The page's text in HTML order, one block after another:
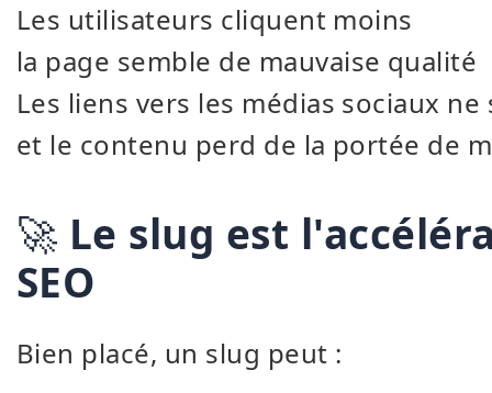
Les utilisateurs cliquent moins
la page semble de mauvaise qualité
Les liens vers les médias sociaux
et le contenu perd de la portée de
🚀 Le slug est
SEO
Bien placé, un slug peut :